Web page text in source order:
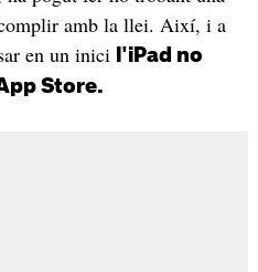
amb la llei. Així, i a
en un inici
l'iPad no
Store.